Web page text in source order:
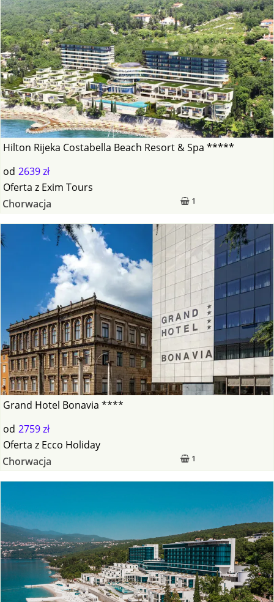
Hilton Rijeka Costabella Beach Resort & Spa *****
od 2639 zł
1
Oferta z Exim Tours
Chorwacja
Grand Hotel Bonavia ****
od 2759 zł
1
Oferta z Ecco Holiday
Chorwacja